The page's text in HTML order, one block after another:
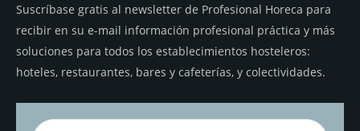
Suscríbase gratis al newsletter de Profesional Horeca para
recibir en su e-mail información profesional práctica y más
soluciones para todos los establecimientos hosteleros:
hoteles, restaurantes, bares y cafeterías, y colectividades.